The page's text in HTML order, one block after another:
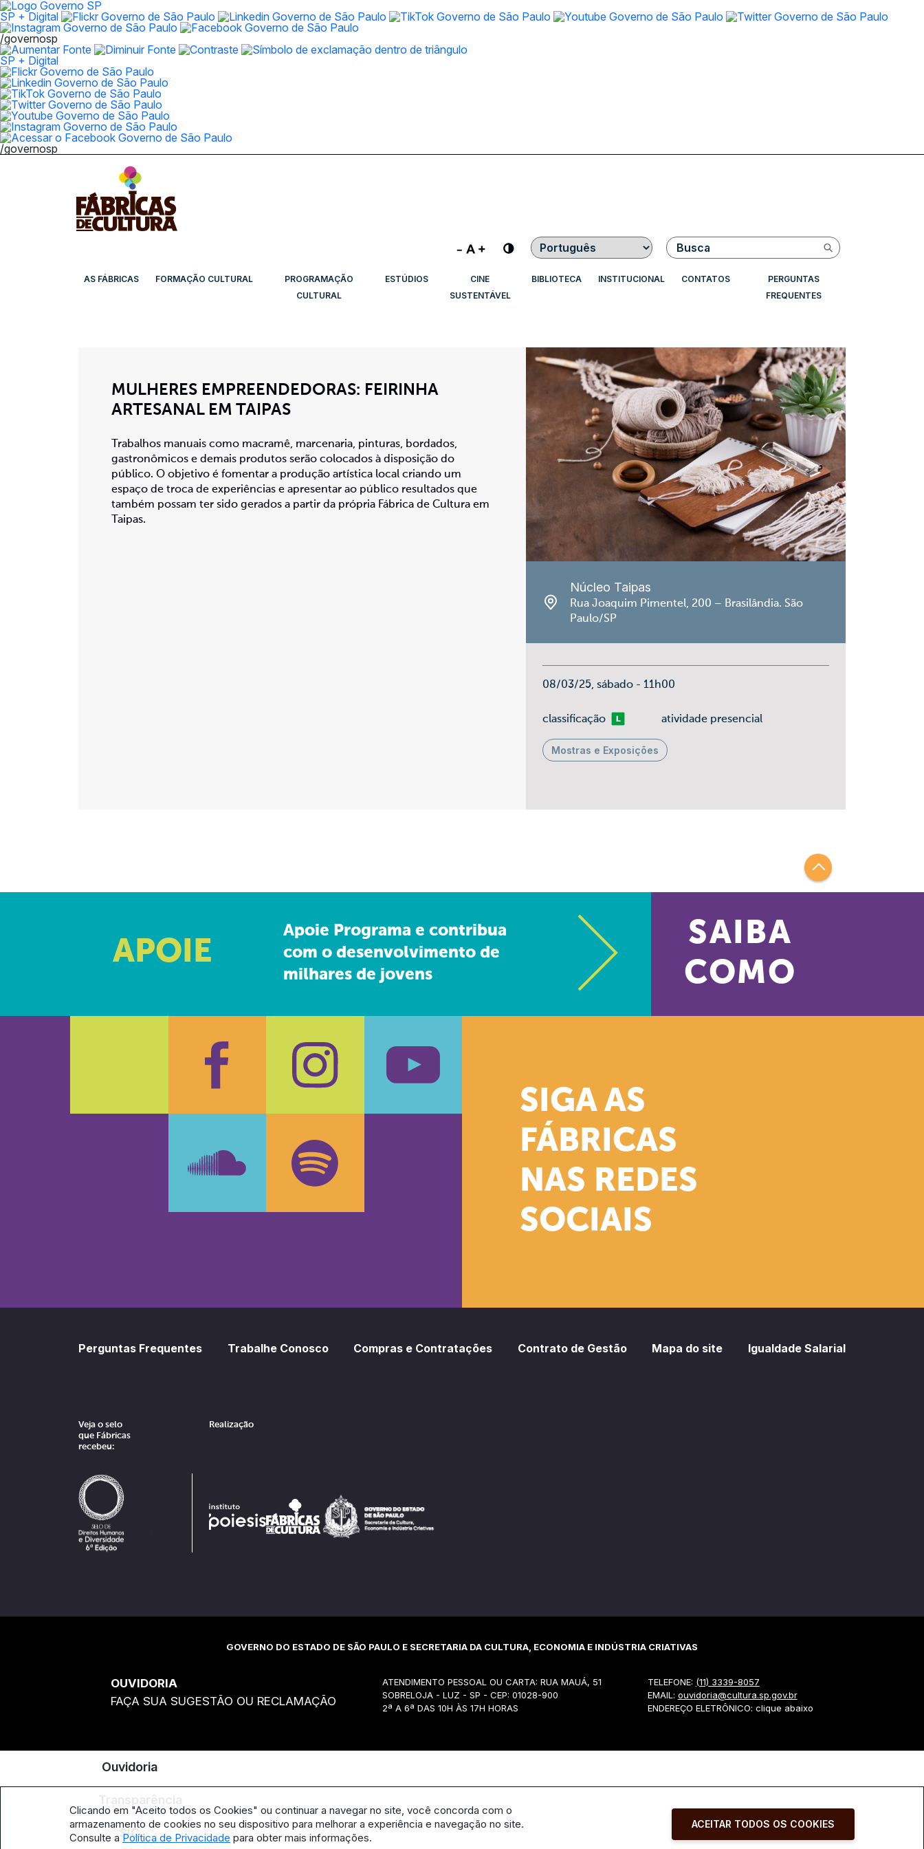
SP + Digital
/governosp
SP + Digital
/governosp
Contraste Buscar
AS FÁBRICAS FORMAÇÃO CULTURAL
PROGRAMAÇÃO
CULTURAL
ESTÚDIOS
CINE
SUSTENTÁVEL
BIBLIOTECA INSTITUCIONAL CONTATOS
PERGUNTAS
FREQUENTES
MULHERES EMPREENDEDORAS: FEIRINHA
ARTESANAL EM TAIPAS
Trabalhos manuais como macramê, marcenaria, pinturas, bordados,
gastronômicos e demais produtos serão colocados à disposição do
público. O objetivo é fomentar a produção artística local criando um
espaço de troca de experiências e apresentar ao público resultados que
também possam ter sido gerados a partir da própria Fábrica de Cultura em
Taipas.
Núcleo Taipas
Rua Joaquim Pimentel, 200 – Brasilândia. São
Paulo/SP
08/03/25, sábado - 11h00
classificaçãoLivre atividade presencial
Mostras e Exposições
APOIE
Apoie Programa e contribua
com o desenvolvimento de
milhares de jovens
SAIBA
COMO
SIGA AS
FÁBRICAS
NAS REDES
SOCIAIS
FacebookInstagram
Perguntas Frequentes Trabalhe Conosco Compras e Contratações Contrato de Gestão Mapa do site Igualdade Salarial
Veja o selo
que Fábricas
recebeu:
Realização
GOVERNO DO ESTADO DE SÃO PAULO E SECRETARIA DA CULTURA, ECONOMIA E INDÚSTRIA CRIATIVAS
OUVIDORIA
FAÇA SUA SUGESTÃO OU RECLAMAÇÃO
ATENDIMENTO PESSOAL OU CARTA: RUA MAUÁ, 51
SOBRELOJA - LUZ - SP - CEP: 01028-900
2ª A 6ª DAS 10H ÀS 17H HORAS
TELEFONE: (11) 3339-8057
EMAIL: ouvidoria@cultura.sp.gov.br
ENDEREÇO ELETRÔNICO: clique abaixo
Ouvidoria
SIC
Clicando em "Aceito todos os Cookies" ou continuar a navegar no site, você concorda com o
armazenamento de cookies no seu dispositivo para melhorar a experiência e navegação no site.
Consulte a Política de Privacidade para obter mais informações.
ACEITAR TODOS OS COOKIES